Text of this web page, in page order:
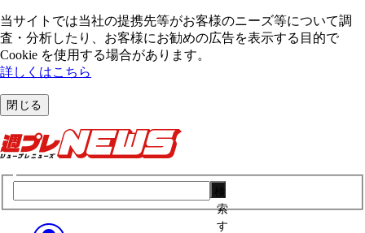
当サイトでは当社の提携先等がお客様のニーズ等について調
査・分析したり、お客様にお勧めの広告を表⽰する⽬的で
Cookie を使⽤する場合があります。
詳しくはこちら
閉じる
索
す